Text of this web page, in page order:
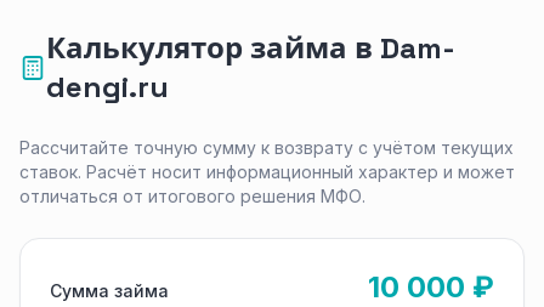
Калькулятор займа в Dam-
dengi.ru
Рассчитайте точную сумму к возврату с учётом текущих
ставок. Расчёт носит информационный характер и может
отличаться от итогового решения МФО.
Сумма займа 10 000 ₽